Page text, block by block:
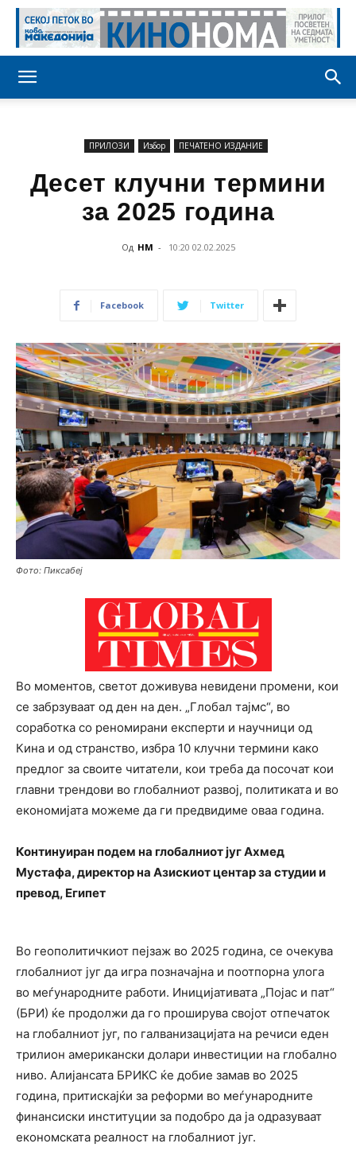
ПРИЛОЗИ Избор ПЕЧАТЕНО ИЗДАНИЕ
Десет клучни термини
за 2025 година
Од НМ - 10:20 02.02.2025
Facebook Twitter
Фото: Пиксабеј
Во моментов, светот доживува невидени промени, кои
се забрзуваат од ден на ден. „Глобал тајмс“, во
соработка со реномирани експерти и научници од
Кина и од странство, избра 10 клучни термини како
предлог за своите читатели, кои треба да посочат кои
главни трендови во глобалниот развој, политиката и во
економијата можеме да ги предвидиме оваа година.
Континуиран подем на глобалниот југ Ахмед
Мустафа, директор на Азискиот центар за студии и
превод, Египет
Во геополитичкиот пејзаж во 2025 година, се очекува
глобалниот југ да игра позначајна и поотпорна улога
во меѓународните работи. Иницијативата „Појас и пат“
(БРИ) ќе продолжи да го проширува својот отпечаток
на глобалниот југ, по галванизацијата на речиси еден
трилион американски долари инвестиции на глобално
ниво. Алијансата БРИКС ќе добие замав во 2025
година, притискајќи за реформи во меѓународните
финансиски институции за подобро да ја одразуваат
економската реалност на глобалниот југ.